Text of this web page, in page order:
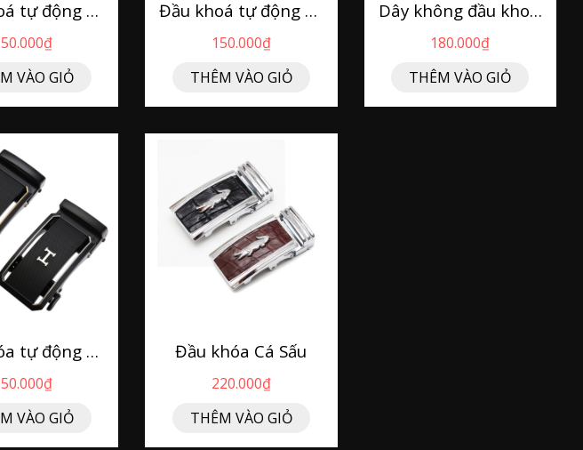
Đầu khoá tự động T4-08
VÀO GIỎ
Đầu khoá tự động DTSM26
150.000₫
THÊM VÀO GIỎ
Dây không đầu khoá tự động DP2L
180.000₫
THÊM VÀO GIỎ
Đầu khóa tự động - ATD05
VÀO GIỎ
Đầu khóa Cá Sấu
220.000₫
THÊM VÀO GIỎ